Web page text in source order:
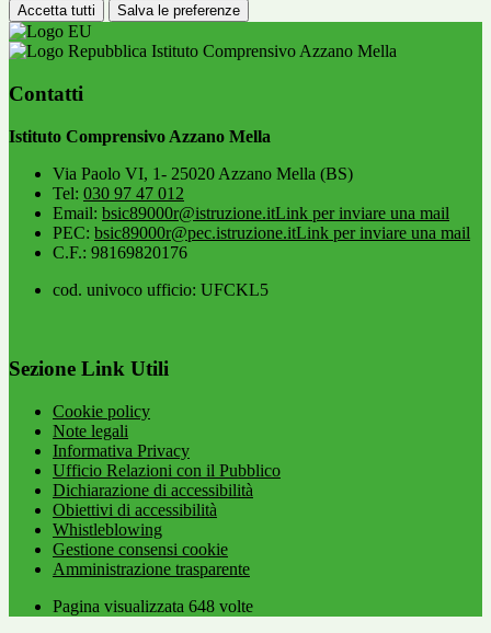
Accetta tutti Salva le preferenze
Istituto Comprensivo Azzano Mella
Contatti
Istituto Comprensivo Azzano Mella
Via Paolo VI, 1- 25020 Azzano Mella (BS)
Tel: 030 97 47 012
Email: bsic89000r@istruzione.itLink per inviare una mail
PEC: bsic89000r@pec.istruzione.itLink per inviare una mail
C.F.: 98169820176
cod. univoco ufficio: UFCKL5
Sezione Link Utili
Cookie policy
Note legali
Informativa Privacy
Ufficio Relazioni con il Pubblico
Dichiarazione di accessibilità
Obiettivi di accessibilità
Whistleblowing
Gestione consensi cookie
Amministrazione trasparente
Pagina visualizzata 648 volte